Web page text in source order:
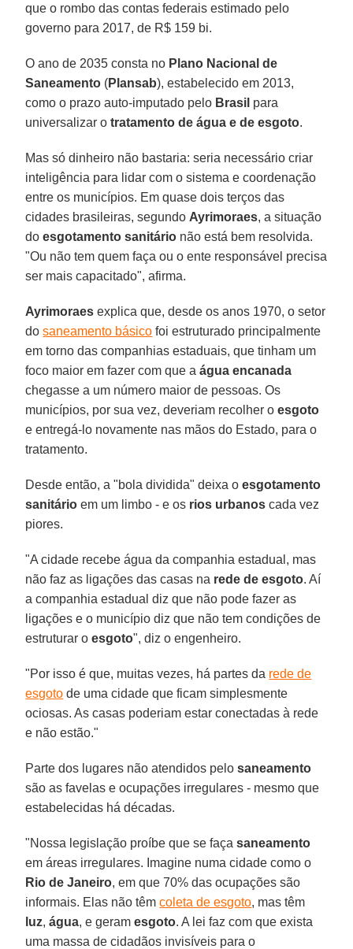
que o rombo das contas federais estimado pelo
governo para 2017, de R$ 159 bi.
O ano de 2035 consta no Plano Nacional de
Saneamento (Plansab), estabelecido em 2013,
como o prazo auto-imputado pelo Brasil para
universalizar otratamento de água e de esgoto.
Mas só dinheiro não bastaria: seria necessário criar
inteligência para lidar com o sistema e coordenação
entre os municípios. Em quase dois terços das
cidades brasileiras, segundo Ayrimoraes, a situação
doesgotamento sanitário não está bem resolvida.
"Ou não tem quem faça ou o ente responsável precisa
ser mais capacitado", afirma.
Ayrimoraes explica que, desde os anos 1970, o setor
dosaneamento básico foi estruturado principalmente
em torno das companhias estaduais, que tinham um
foco maior em fazer com que aágua encanada
chegasse a um número maior de pessoas. Os
municípios, por sua vez, deveriam recolher oesgoto
e entregá-lo novamente nas mãos do Estado, para o
tratamento.
Desde então, a "bola dividida" deixa oesgotamento
sanitário em um limbo - e os rios urbanos cada vez
piores.
"A cidade recebe água da companhia estadual, mas
não faz as ligações das casas na rede de esgoto. Aí
a companhia estadual diz que não pode fazer as
ligações e o município diz que não tem condições de
estruturar oesgoto", diz o engenheiro.
"Por isso é que, muitas vezes, há partes da rede de
esgoto de uma cidade que ficam simplesmente
ociosas. As casas poderiam estar conectadas à rede
e não estão."
Parte dos lugares não atendidos pelosaneamento
são as favelas e ocupações irregulares - mesmo que
estabelecidas há décadas.
"Nossa legislação proíbe que se façasaneamento
em áreas irregulares. Imagine numa cidade como o
Rio de Janeiro, em que 70% das ocupações são
informais. Elas não têmcoleta de esgoto, mas têm
luz,água, e geramesgoto. A lei faz com que exista
uma massa de cidadãos invisíveis para o